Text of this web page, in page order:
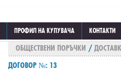
ПРОФИЛ НА КУПУВАЧА КОНТАКТИ
ОБЩЕСТВЕНИ ПОРЪЧКИ /
ДОГОВОР №: 13